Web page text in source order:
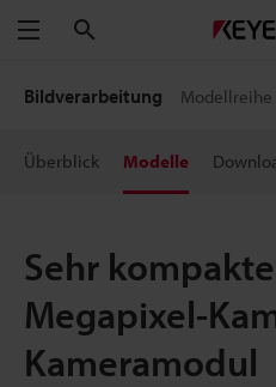
Menü
Bildverarbeitung Modellreihe
Überblick Modelle
Sehr
Megapixel-
Kameramodul